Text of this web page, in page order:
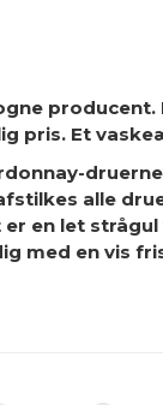
pris. Et
alle
en let
med en vis